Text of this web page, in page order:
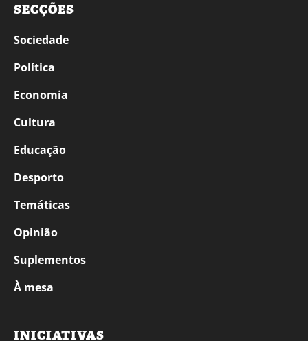
SECÇÕES
Sociedade
Política
Economia
Cultura
Educação
Desporto
Temáticas
Opinião
Suplementos
À mesa
INICIATIVAS